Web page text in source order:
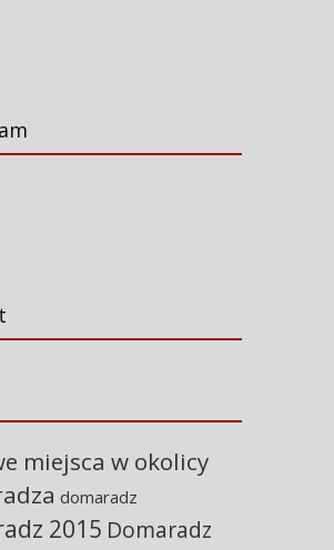
miejsca w okolicy
domaradz
2015 Domaradz